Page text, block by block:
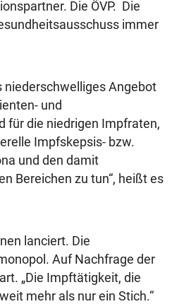
Die ÖVP. Die
immer
niederschwelliges Angebot
und
für die niedrigen Impfraten,
Impfskepsis- bzw.
und den damit
Bereichen zu tun“, heißt es
lanciert. Die
Auf Nachfrage der
„Die Impftätigkeit, die
mehr als nur ein Stich.“